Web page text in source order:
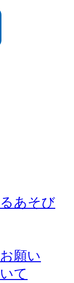
あそび
願い
て